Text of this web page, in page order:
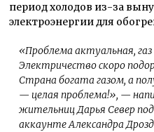
период холодов из-за
электроэнергии для
«Проблема актуальная, газ
Электричество скоро
Страна богата газом, а
— целая проблема!», —
жительниц Дарья Север
аккаунте Александра